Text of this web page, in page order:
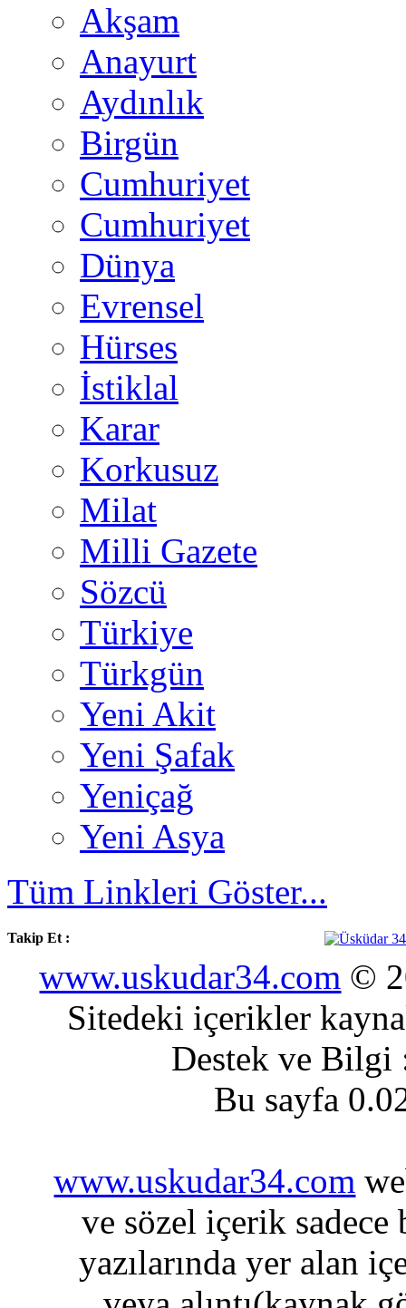
Akşam
Anayurt
Aydınlık
Birgün
Cumhuriyet
Cumhuriyet
Dünya
Evrensel
Hürses
İstiklal
Karar
Korkusuz
Milat
Milli Gazete
Sözcü
Türkiye
Türkgün
Yeni Akit
Yeni Şafak
Yeniçağ
Yeni Asya
Tüm Linkleri Göster...
Takip Et :
www.uskudar34.com ©
Sitedeki içerikler
Destek ve
Bu sayfa
www.uskudar34.com
ve sözel içerik sadece
yazılarında yer alan